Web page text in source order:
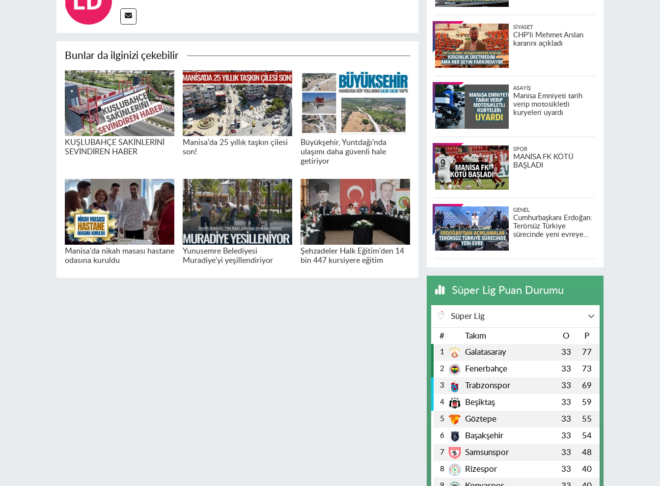
Bunlar da ilginizi çekebilir
KUŞLUBAHÇE SAKİNLERİNİ
SEVİNDİREN HABER
Manisa'da 25 yıllık taşkın çilesi
son!
Büyükşehir, Yuntdağı'nda
ulaşımı daha güvenli hale
getiriyor
Manisa'da nikah masası hastane
odasına kuruldu
Yunusemre Belediyesi
Muradiye'yi yeşillendiriyor
Şehzadeler Halk Eğitim'den 14
bin 447 kursiyere eğitim
SIYASET
CHP'li Mehmet Arslan
kararını açıkladı
ASAYIŞ
Manisa Emniyeti tarih
verip motosikletli
kuryeleri uyardı
SPOR
MANİSA FK KÖTÜ
BAŞLADI
GENEL
Cumhurbaşkanı Erdoğan:
Terörsüz Türkiye
sürecinde yeni evreye
Süper Lig Puan Durumu
Süper Lig
# Takım O P
1 Galatasaray 33 77
2 Fenerbahçe 33 73
3 Trabzonspor 33 69
4 Beşiktaş 33 59
5 Göztepe 33 55
6 Başakşehir 33 54
7 Samsunspor 33 48
8 Rizespor 33 40